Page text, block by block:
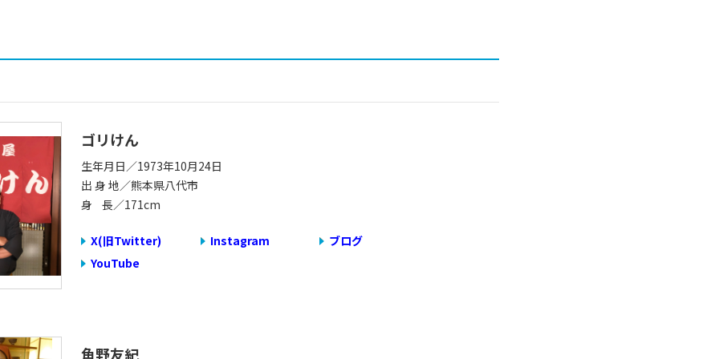
ゴリけん
生年月日／1973年10月24日
出 身 地／熊本県八代市
身 長／171cm
X(旧Twitter) Instagram
ブログ
YouTube
角野友紀